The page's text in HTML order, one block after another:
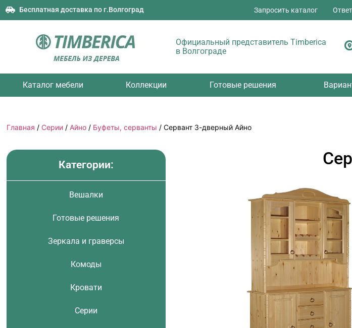
Бесплатная доставка по г.Волгоград Запросить каталог
Официальный представитель Timberica
в Волгограде
Каталог мебели Коллекции Готовые решения
Главная / Серии / Айно / Буфеты, серванты / Сервант 3-дверный Айно
Категории:
Вешалки
Готовые решения
Зеркала и граверсы
Комоды
Кровати
Серии